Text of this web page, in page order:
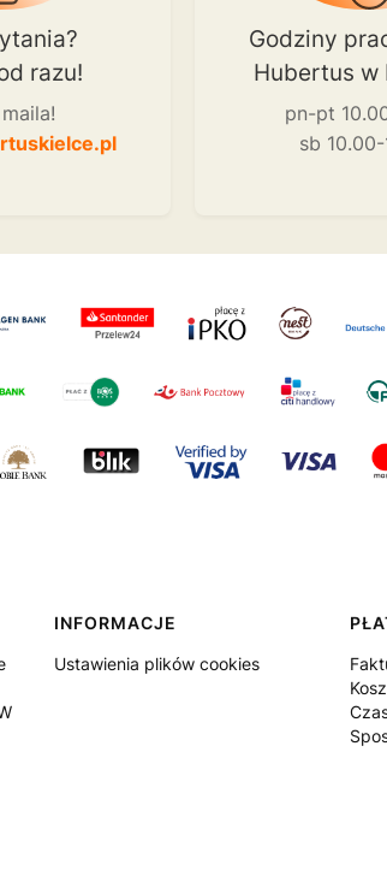
razu!
Godziny
Hubertus w
pn-pt
sb
INFORMACJE
Ustawienia plików cookies